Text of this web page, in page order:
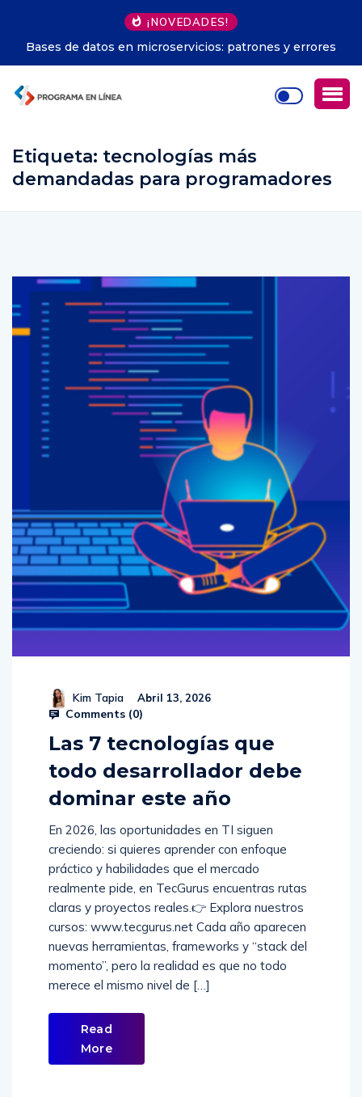
¡NOVEDADES!
IA en decisiones empresariales: estrategias para
optimizar
Etiqueta:tecnologías más
Kim Tapia Abril 13, 2026
Las 7 tecnologías que
todo desarrollador debe
En 2026, las oportunidades en TI siguen
creciendo: si quieres aprender con enfoque
práctico y habilidades que el mercado
realmente pide, en TecGurus encuentras rutas
claras y proyectos reales.👉 Explora nuestros
cursos: www.tecgurus.net Cada año aparecen
nuevas herramientas, frameworks y “stack del
momento”, pero la realidad es que no todo
Read
More